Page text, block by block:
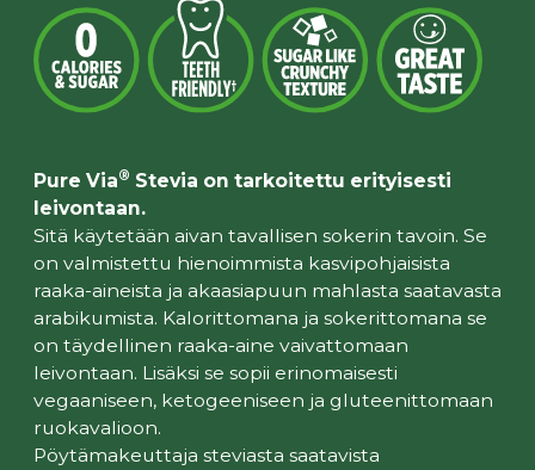
Pure Via® Stevia on tarkoitettu erityisesti
leivontaan.
Sitä käytetään aivan tavallisen sokerin tavoin. Se
on valmistettu hienoimmista kasvipohjaisista
raaka-aineista ja akaasiapuun mahlasta saatavasta
arabikumista. Kalorittomana ja sokerittomana se
on täydellinen raaka-aine vaivattomaan
leivontaan. Lisäksi se sopii erinomaisesti
vegaaniseen, ketogeeniseen ja gluteenittomaan
ruokavalioon.
Pöytämakeuttaja steviasta saatavista